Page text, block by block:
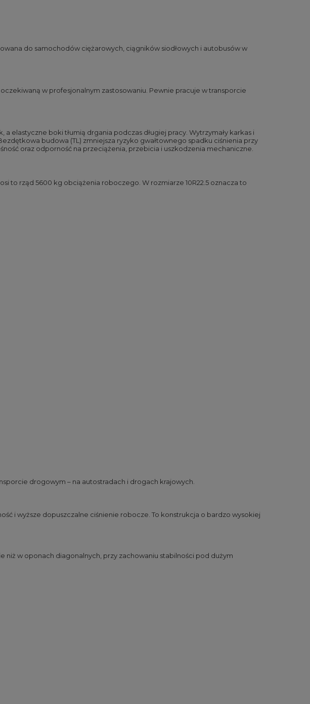
do samochodów ciężarowych, ciągników siodłowych i autobusów w
w profesjonalnym zastosowaniu. Pewnie pracuje w transporcie
elastyczne boki tłumią drgania podczas długiej pracy. Wytrzymały karkas i
budowa (TL) zmniejsza ryzyko gwałtownego spadku ciśnienia przy
oraz odporność na przeciążenia, przebicia i uszkodzenia mechaniczne.
to rząd 5600 kg obciążenia roboczego. W rozmiarze 10R22.5 oznacza to
drogowym – na autostradach i drogach krajowych.
i wyższe dopuszczalne ciśnienie robocze. To konstrukcja o bardzo wysokiej
niż w oponach diagonalnych, przy zachowaniu stabilności pod dużym